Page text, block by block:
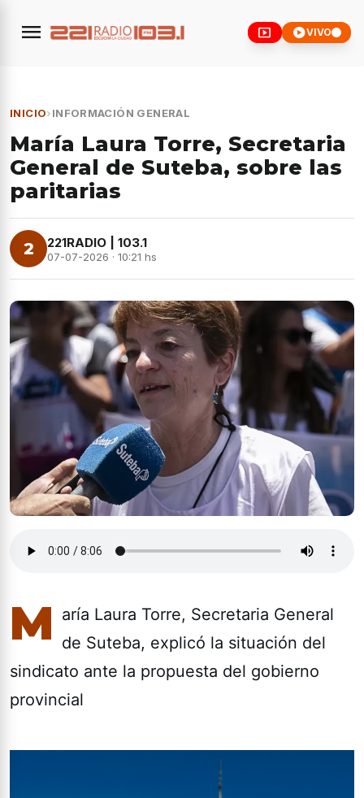
menu smart_display play_circleVIVO
INICIO›INFORMACIÓN GENERAL
María Laura Torre, Secretaria
General de Suteba, sobre las
paritarias
2 221RADIO | 103.1
07-07-2026 · 10:21 hs
M aría Laura Torre, Secretaria General
de Suteba, explicó la situación del
sindicato ante la propuesta del gobierno
provincial